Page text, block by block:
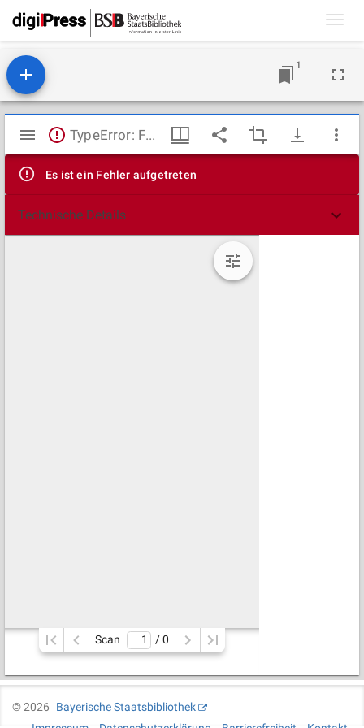
1
Mirador
Viewer
TypeError: Failed to fetch
Es ist ein Fehler aufgetreten
Technische Details
Scan / 0
©2026
Bayerische Staatsbibliothek